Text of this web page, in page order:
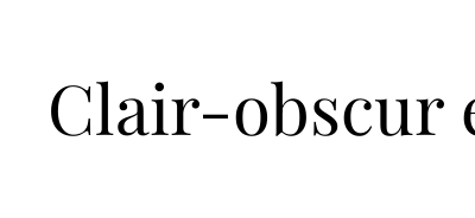
Clair-obscur